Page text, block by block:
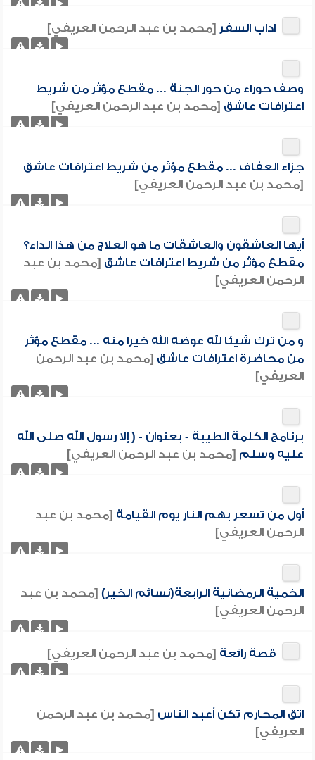
آداب السفر [محمد بن عبد الرحمن العريفي]
وصف حوراء من حور الجنة ... مقطع مؤثر من شريط
اعترافات عاشق [محمد بن عبد الرحمن العريفي]
جزاء العفاف ... مقطع مؤثر من شريط اعترافات عاشق
[محمد بن عبد الرحمن العريفي]
أيها العاشقون والعاشقات ما هو العلاج من هذا الداء؟
مقطع مؤثر من شريط اعترافات عاشق [محمد بن عبد
الرحمن العريفي]
و من ترك شيئا لله عوضه الله خيرا منه ... مقطع مؤثر
من محاضرة اعترافات عاشق [محمد بن عبد الرحمن
العريفي]
برنامج الكلمة الطيبة - بعنوان - ( إلا رسول الله صلى الله
عليه وسلم [محمد بن عبد الرحمن العريفي]
أول من تسعر بهم النار يوم القيامة [محمد بن عبد
الرحمن العريفي]
الخمية الرمضانية الرابعة(نسائم الخير) [محمد بن عبد
الرحمن العريفي]
قصة رائعة [محمد بن عبد الرحمن العريفي]
اتق المحارم تكن أعبد الناس [محمد بن عبد الرحمن
العريفي]